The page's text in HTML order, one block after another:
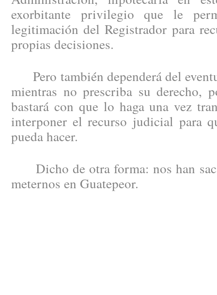
exorbitante privilegio que le
legitimación del Registrador para
propias decisiones.
Pero también dependerá del
mientras no prescriba su derecho,
bastará con que lo haga una vez
interponer el recurso judicial para
pueda hacer.
Dicho de otra forma: nos han
meternos en Guatepeor.